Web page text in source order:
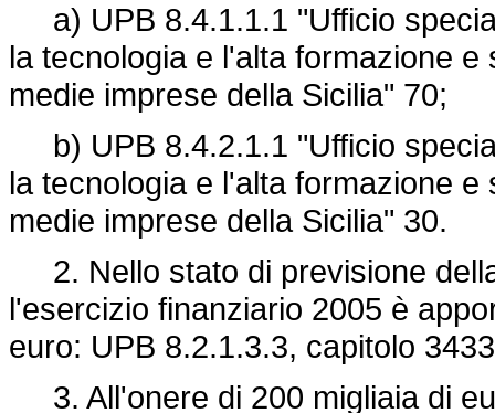
a) UPB 8.4.1.1.1 "Ufficio
la tecnologia e l'alta formazione
medie imprese della Sicilia" 70;
b) UPB 8.4.2.1.1 "Ufficio
la tecnologia e l'alta formazione
medie imprese della Sicilia" 30.
2. Nello stato di previsione
l'esercizio finanziario 2005 è
euro: UPB 8.2.1.3.3, capitolo
3. All'onere di 200 migliaia di